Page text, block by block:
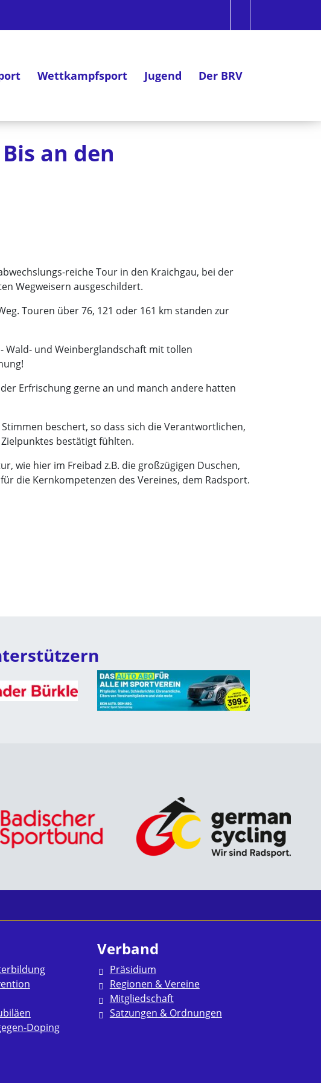
Wettkampfsport Jugend Der BRV
an den
reiche Tour in den Kraichgau, bei der
Wegweisern ausgeschildert.
Touren über 76, 121 oder 161 km standen zur
Wald- und Weinberglandschaft mit tollen
Erfrischung gerne an und manch andere hatten
beschert, so dass sich die Verantwortlichen,
bestätigt fühlten.
wie hier im Freibad z.B. die großzügigen Duschen,
die Kernkompetenzen des Vereines, dem Radsport.
Doping
Verband
Präsidium
Regionen & Vereine
Mitgliedschaft
Satzungen & Ordnungen